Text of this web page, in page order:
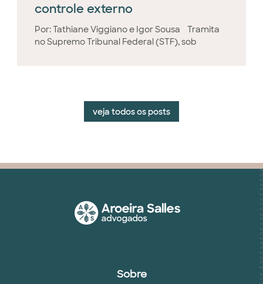
controle externo
Por: Tathiane Viggiano e Igor Sousa Tramita
no Supremo Tribunal Federal (STF), sob
veja todos os posts
Sobre